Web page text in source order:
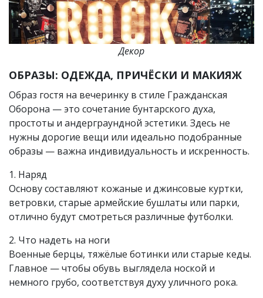
Декор
ОБРАЗЫ: ОДЕЖДА, ПРИЧЁСКИ И МАКИЯЖ
Образ гостя на вечеринку в стиле Гражданская
Оборона — это сочетание бунтарского духа,
простоты и андерграундной эстетики. Здесь не
нужны дорогие вещи или идеально подобранные
образы — важна индивидуальность и искренность.
1. Наряд
Основу составляют кожаные и джинсовые куртки,
ветровки, старые армейские бушлаты или парки,
отлично будут смотреться различные футболки.
2. Что надеть на ноги
Военные берцы, тяжёлые ботинки или старые кеды.
Главное — чтобы обувь выглядела ноской и
немного грубо, соответствуя духу уличного рока.